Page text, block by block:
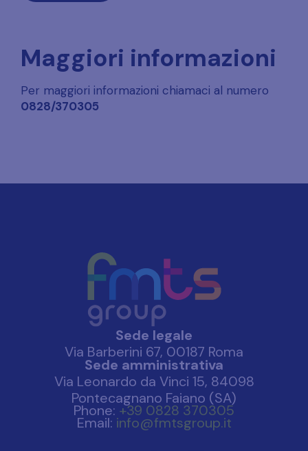
Maggiori informazioni
Per maggiori informazioni chiamaci al numero
0828/370305
Sede legale
Via Barberini 67, 00187 Roma
Sede amministrativa
Via Leonardo da Vinci 15, 84098
Pontecagnano Faiano (SA)
Phone: +39 0828 370305
Email: info@fmtsgroup.it